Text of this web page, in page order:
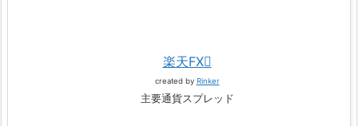
楽天FX
created by Rinker
主要通貨スプレッド